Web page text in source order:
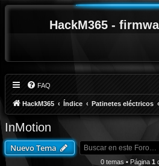
HackM365 -
FAQ
HackM365 Índice Patinetes eléctricos
InMotion
Nuevo Tema
0 temas • Página 1